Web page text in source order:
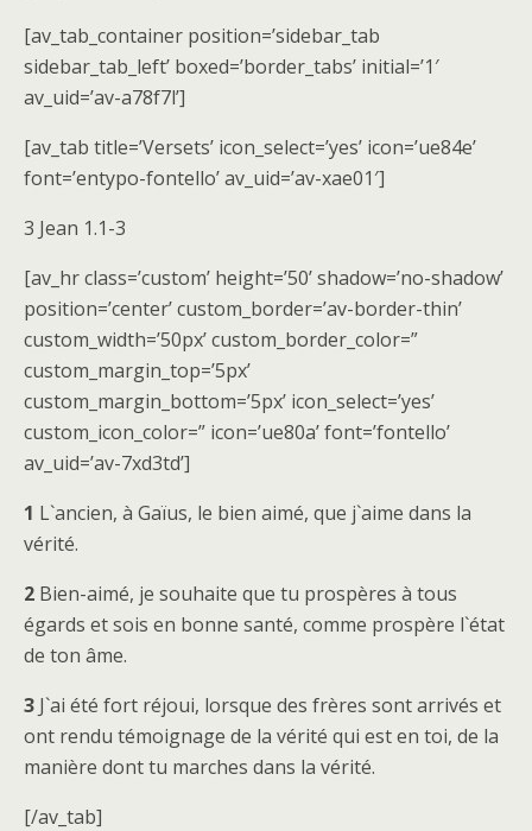
[av_tab_container position=’sidebar_tab
sidebar_tab_left’ boxed=’border_tabs’ initial=’1′
av_uid=’av-a78f7l’]
[av_tab title=’Versets’ icon_select=’yes’ icon=’ue84e’
font=’entypo-fontello’ av_uid=’av-xae01′]
3 Jean 1.1-3
[av_hr class=’custom’ height=’50’ shadow=’no-shadow’
position=’center’ custom_border=’av-border-thin’
custom_width=’50px’ custom_border_color=”
custom_margin_top=’5px’
custom_margin_bottom=’5px’ icon_select=’yes’
custom_icon_color=” icon=’ue80a’ font=’fontello’
av_uid=’av-7xd3td’]
1 L`ancien, à Gaïus, le bien aimé, que j`aime dans la
vérité.
2 Bien-aimé, je souhaite que tu prospères à tous
égards et sois en bonne santé, comme prospère l`état
de ton âme.
3 J`ai été fort réjoui, lorsque des frères sont arrivés et
ont rendu témoignage de la vérité qui est en toi, de la
manière dont tu marches dans la vérité.
[/av_tab]